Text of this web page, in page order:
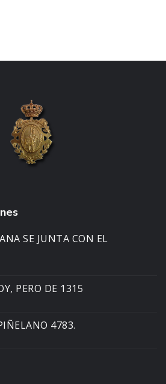
SE JUNTA CON EL
PERO DE 1315
4783.